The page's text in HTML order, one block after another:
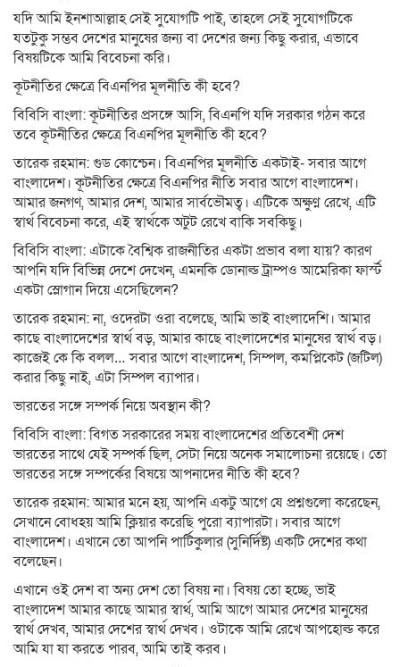
যদি আমি ইনশাআল্লাহ সেই সুযোগটি পাই, তাহলে সেই সুযোগটিকে
যতটুকু সম্ভব দেশের মানুষের জন্য বা দেশের জন্য কিছু করার, এভাবে
বিষয়টিকে আমি বিবেচনা করি।
কূটনীতির ক্ষেত্রে বিএনপির মূলনীতি কী হবে?
বিবিসি বাংলা: কূটনীতির প্রসঙ্গে আসি, বিএনপি যদি সরকার গঠন করে
তবে কূটনীতির ক্ষেত্রে বিএনপির মূলনীতি কী হবে?
তারেক রহমান: গুড কোশ্চেন। বিএনপির মূলনীতি একটাই- সবার আগে
বাংলাদেশ। কূটনীতির ক্ষেত্রে বিএনপির নীতি সবার আগে বাংলাদেশ।
আমার জনগণ, আমার দেশ, আমার সার্বভৌমত্ব। এটিকে অক্ষুণ্ণ রেখে, এটি
স্বার্থ বিবেচনা করে, এই স্বার্থকে অটুট রেখে বাকি সবকিছু।
বিবিসি বাংলা: এটাকে বৈশ্বিক রাজনীতির একটা প্রভাব বলা যায়? কারণ
আপনি যদি বিভিন্ন দেশে দেখেন, এমনকি ডোনাল্ড ট্রাম্পও আমেরিকা ফার্স্ট
একটা স্লোগান দিয়ে এসেছিলেন?
তারেক রহমান: না, ওদেরটা ওরা বলেছে, আমি ভাই বাংলাদেশি। আমার
কাছে বাংলাদেশের স্বার্থ বড়, আমার কাছে বাংলাদেশের মানুষের স্বার্থ বড়।
কাজেই কে কি বলল… সবার আগে বাংলাদেশ, সিম্পল, কমপ্লিকেট (জটিল)
করার কিছু নাই, এটা সিম্পল ব্যাপার।
ভারতের সঙ্গে সম্পর্ক নিয়ে অবস্থান কী?
বিবিসি বাংলা: বিগত সরকারের সময় বাংলাদেশের প্রতিবেশী দেশ
ভারতের সাথে যেই সম্পর্ক ছিল, সেটা নিয়ে অনেক সমালোচনা রয়েছে। তো
ভারতের সঙ্গে সম্পর্কের বিষয়ে আপনাদের নীতি কী হবে?
তারেক রহমান: আমার মনে হয়, আপনি একটু আগে যে প্রশ্নগুলো করেছেন,
সেখানে বোধহয় আমি ক্লিয়ার করেছি পুরো ব্যাপারটা। সবার আগে
বাংলাদেশ। এখানে তো আপনি পার্টিকুলার (সুনির্দিষ্ট) একটি দেশের কথা
বলেছেন।
এখানে ওই দেশ বা অন্য দেশ তো বিষয় না। বিষয় তো হচ্ছে, ভাই
বাংলাদেশ আমার কাছে আমার স্বার্থ, আমি আগে আমার দেশের মানুষের
স্বার্থ দেখব, আমার দেশের স্বার্থ দেখব। ওটাকে আমি রেখে আপহোল্ড করে
আমি যা যা করতে পারব, আমি তাই করব।